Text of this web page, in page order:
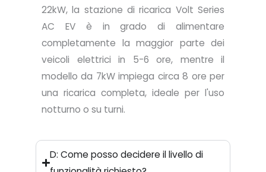
22kW, la stazione di ricarica Volt Series
AC EV è in grado di alimentare
completamente la maggior parte dei
veicoli elettrici in 5-6 ore, mentre il
modello da 7kW impiega circa 8 ore per
una ricarica completa, ideale per l'uso
notturno o su turni.
D: Come posso decidere il livello di